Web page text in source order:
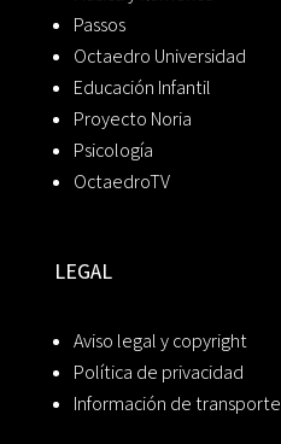
Passos
Octaedro Universidad
Educación Infantil
Proyecto Noria
Psicología
OctaedroTV
LEGAL
Aviso legal y copyright
Política de privacidad
Información de transporte